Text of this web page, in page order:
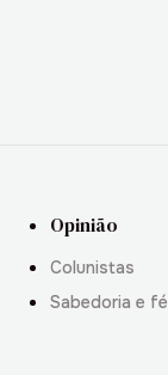
Opinião
Colunistas
Sabedoria e fé